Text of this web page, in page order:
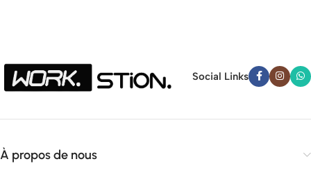
Social Links
À propos de nous